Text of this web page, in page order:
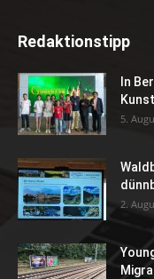
Redaktionstipp
In
5.
2.